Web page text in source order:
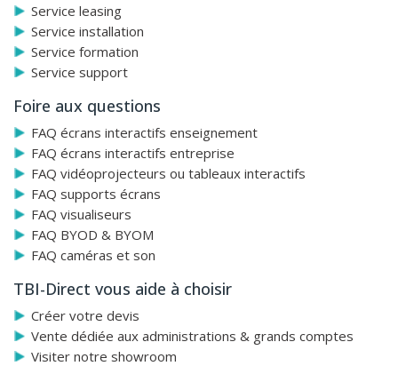
Service leasing
Service installation
Service formation
Service support
Foire aux questions
FAQ écrans interactifs enseignement
FAQ écrans interactifs entreprise
FAQ vidéoprojecteurs ou tableaux interactifs
FAQ supports écrans
FAQ visualiseurs
FAQ BYOD & BYOM
FAQ caméras et son
TBI-Direct vous aide à choisir
Créer votre devis
Vente dédiée aux administrations & grands comptes
Visiter notre showroom